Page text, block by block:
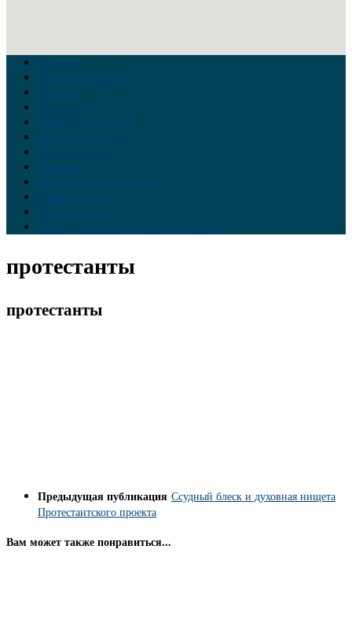
Главная
Война на Украине
Новости
Аналитика
Тайны Геополитики
Российские элиты
Теория заговора
Украина
Новый Мировой Порядок
Тайны истории
Обратная связь
Правила комментирования материалов
протестанты
протестанты
Предыдущая публикация Ссудный блеск и духовная нищета
Протестантского проекта
Вам может также понравиться...